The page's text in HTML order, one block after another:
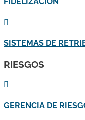

SISTEMAS DE
RIESGOS

GERENCIA DE